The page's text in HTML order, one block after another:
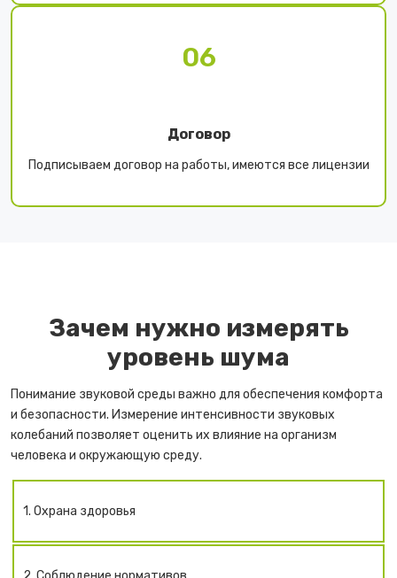
06
Договор
Подписываем договор на работы, имеются все лицензии
Зачем нужно измерять
уровень шума
Понимание звуковой среды важно для обеспечения комфорта
и безопасности. Измерение интенсивности звуковых
колебаний позволяет оценить их влияние на организм
человека и окружающую среду.
1. Охрана здоровья